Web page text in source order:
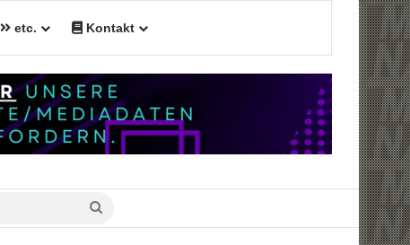
etc. Kontakt